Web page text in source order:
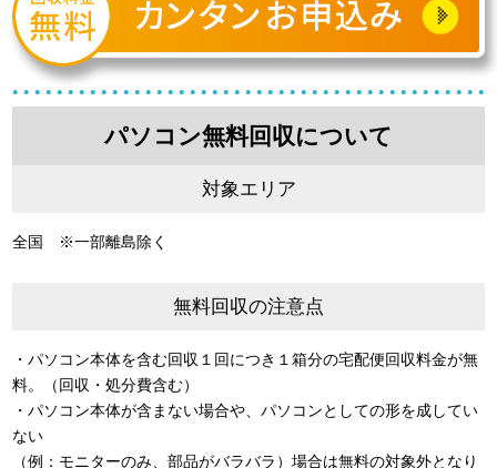
パソコン無料回収について
対象エリア
全国 ※一部離島除く
無料回収の注意点
・パソコン本体を含む回収１回につき１箱分の宅配便回収料金が無
料。（回収・処分費含む）
・パソコン本体が含まない場合や、パソコンとしての形を成してい
ない
（例：モニターのみ、部品がバラバラ）場合は無料の対象外となり